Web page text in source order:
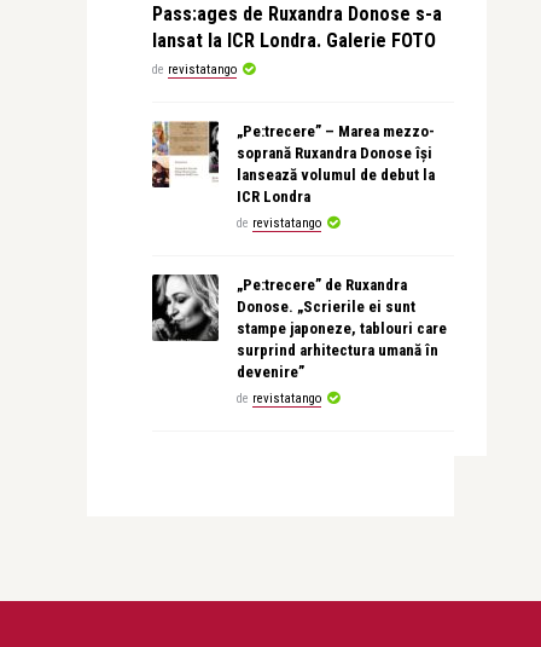
Pass:ages de Ruxandra Donose s-a
lansat la ICR Londra. Galerie FOTO
de revistatango
„Pe:trecere” – Marea mezzo-
soprană Ruxandra Donose își
lansează volumul de debut la
ICR Londra
de revistatango
„Pe:trecere” de Ruxandra
Donose. „Scrierile ei sunt
stampe japoneze, tablouri care
surprind arhitectura umană în
devenire”
de revistatango